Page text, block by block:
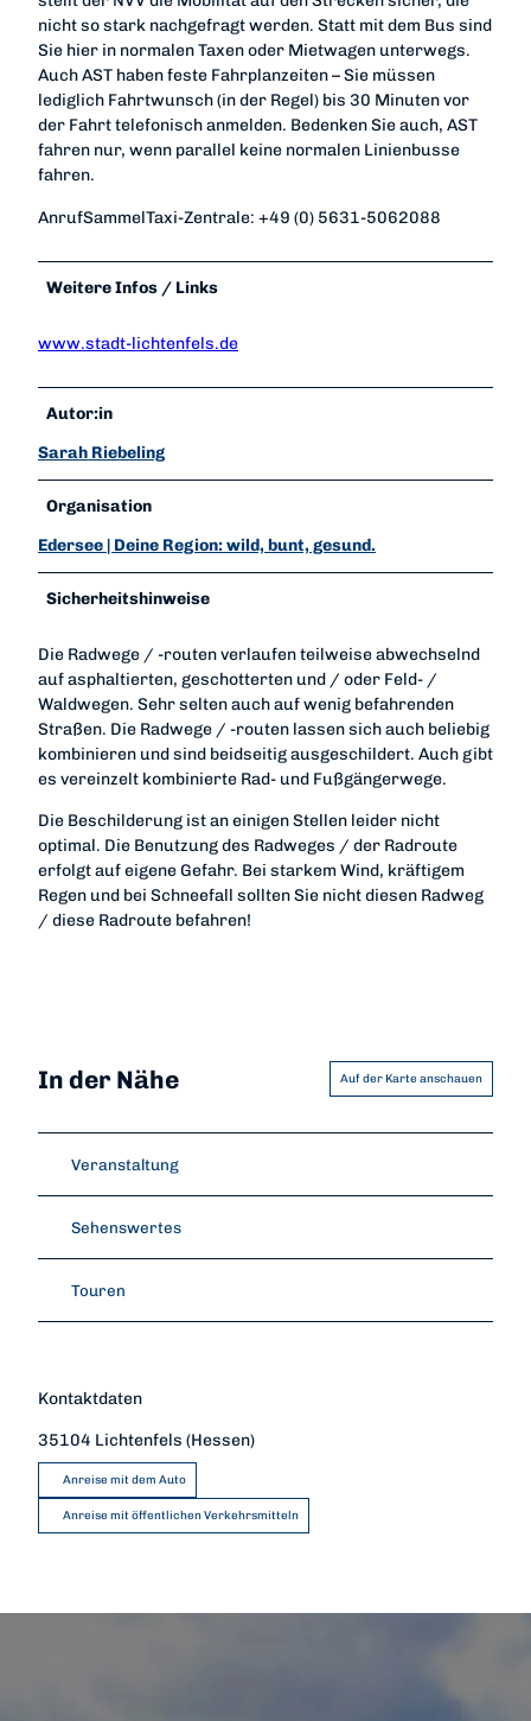
nicht so stark nachgefragt werden. Statt mit dem Bus sind
Sie hier in normalen Taxen oder Mietwagen unterwegs.
Auch AST haben feste Fahrplanzeiten – Sie müssen
lediglich Fahrtwunsch (in der Regel) bis 30 Minuten vor
der Fahrt telefonisch anmelden. Bedenken Sie auch, AST
fahren nur, wenn parallel keine normalen Linienbusse
fahren.
AnrufSammelTaxi-Zentrale: +49 (0) 5631-5062088
Weitere Infos / Links
www.stadt-lichtenfels.de
Autor:in
Sarah Riebeling
Organisation
Edersee | Deine Region: wild, bunt, gesund.
Sicherheitshinweise
Die Radwege / -routen verlaufen teilweise abwechselnd
auf asphaltierten, geschotterten und / oder Feld- /
Waldwegen. Sehr selten auch auf wenig befahrenden
Straßen. Die Radwege / -routen lassen sich auch beliebig
kombinieren und sind beidseitig ausgeschildert. Auch gibt
es vereinzelt kombinierte Rad- und Fußgängerwege.
Die Beschilderung ist an einigen Stellen leider nicht
optimal. Die Benutzung des Radweges / der Radroute
erfolgt auf eigene Gefahr. Bei starkem Wind, kräftigem
Regen und bei Schneefall sollten Sie nicht diesen Radweg
/ diese Radroute befahren!
In der Nähe Auf der Karte anschauen
Veranstaltung
Sehenswertes
Touren
Kontaktdaten
35104 Lichtenfels (Hessen)
Anreise mit dem Auto
Anreise mit öffentlichen Verkehrsmitteln